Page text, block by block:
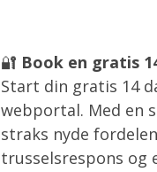
🔐 Book en gratis
Start din gratis 14
webportal. Med en
straks nyde
trusselsrespons og